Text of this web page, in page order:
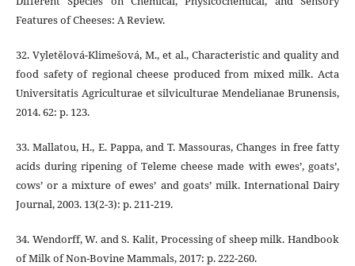
Features of Cheeses: A Review.
32. Vyletělová-Klimešová, M., et al., Characteristic and quality and
food safety of regional cheese produced from mixed milk. Acta
Universitatis Agriculturae et silviculturae Mendelianae Brunensis,
2014. 62: p. 123.
33. Mallatou, H., E. Pappa, and T. Massouras, Changes in free fatty
acids during ripening of Teleme cheese made with ewes’, goats’,
cows’ or a mixture of ewes’ and goats’ milk. International Dairy
Journal, 2003. 13(2-3): p. 211-219.
34. Wendorff, W. and S. Kalit, Processing of sheep milk. Handbook
of Milk of Non‐Bovine Mammals, 2017: p. 222-260.